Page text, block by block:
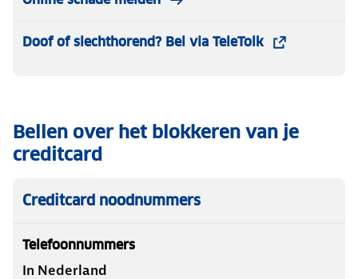
Doof of slechthorend? Bel via TeleTolk
Bellen over het blokkeren van je
creditcard
Creditcard noodnummers
Telefoonnummers
In Nederland